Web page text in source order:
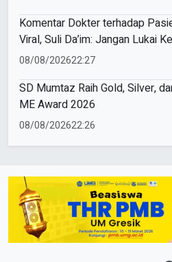
Komentar Dokter terhadap
Viral, Suli Da’im: Jangan Lukai
Publik
08/08/202622:27
SD Mumtaz Raih Gold, Silver,
ME Award 2026
08/08/202622:26